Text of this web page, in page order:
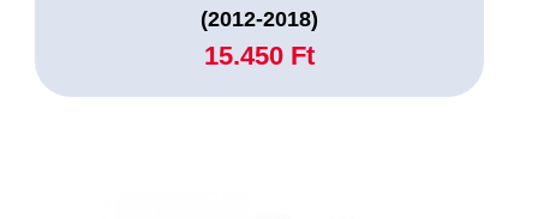
(2012-2018)
15.450 Ft